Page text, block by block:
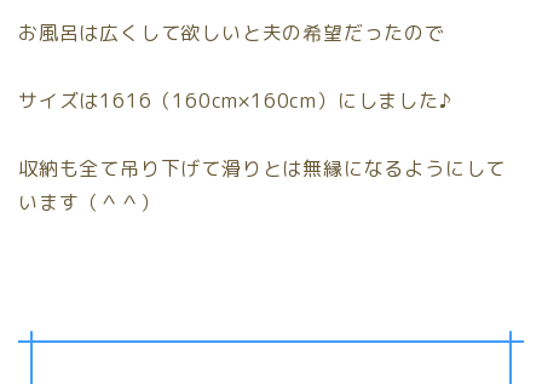
お風呂は広くして欲しいと夫の希望だったので
サイズは1616（160cm×160cm）にしました♪
収納も全て吊り下げて滑りとは無縁になるようにして
います（＾＾）